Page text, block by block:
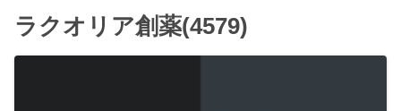
ラクオリア創薬(4579)